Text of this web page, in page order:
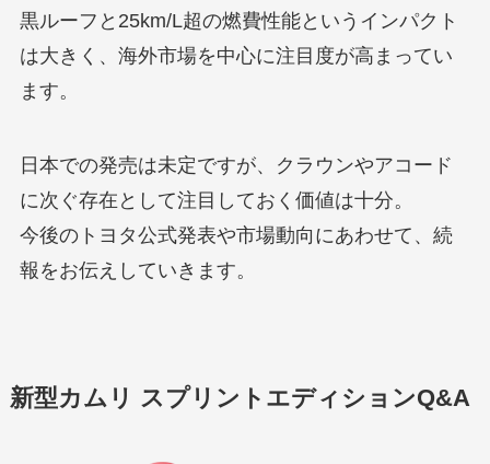
黒ルーフと25km/L超の燃費性能というインパクト
は大きく、海外市場を中心に注目度が高まってい
ます。
日本での発売は未定ですが、クラウンやアコード
に次ぐ存在として注目しておく価値は十分。
今後のトヨタ公式発表や市場動向にあわせて、続
報をお伝えしていきます。
新型カムリ スプリントエディションQ&A